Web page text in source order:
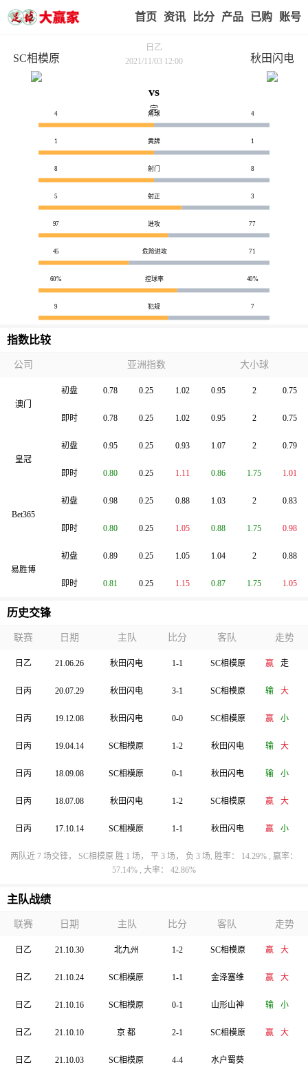
首页 赢家视点赛事比分实战版入口
我的
日乙
2021/11/03 12:00
vs
完
SC相模原 秋田闪电
4 角球 4
1 黄牌 1
8 射门 8
5 射正 3
97 进攻 77
45 危险进攻 71
60% 控球率 40%
9 犯规 7
指数比较
公司 亚洲指数 大小球
澳门
初盘
即时
0.78 0.25 1.02
0.78 0.25 1.02
0.95 2 0.75
0.95 2 0.75
皇冠
初盘
即时
0.95 0.25 0.93
0.80 0.25 1.11
1.07 2 0.79
0.86 1.75 1.01
Bet365
初盘
即时
0.98 0.25 0.88
0.80 0.25 1.05
1.03 2 0.83
0.88 1.75 0.98
易胜博
初盘
即时
0.89 0.25 1.05
0.81 0.25 1.15
1.04 2 0.88
0.87 1.75 1.05
历史交锋
联赛 日期 主队 比分 客队 走势
日乙 21.06.26 秋田闪电 1-1 SC相模原 赢 走
日丙 20.07.29 秋田闪电 3-1 SC相模原 输 大
日丙 19.12.08 秋田闪电 0-0 SC相模原 赢 小
日丙 19.04.14 SC相模原 1-2 秋田闪电 输 大
日丙 18.09.08 SC相模原 0-1 秋田闪电 输 小
日丙 18.07.08 秋田闪电 1-2 SC相模原 赢 大
日丙 17.10.14 SC相模原 1-1 秋田闪电 赢 小
两队近 7 场交锋， SC相模原 胜 1 场， 平 3 场， 负 3 场, 胜率： 14.29% , 赢率：
57.14% , 大率： 42.86%
主队战绩
联赛 日期 主队 比分 客队 走势
日乙 21.10.30 北九州 1-2 SC相模原 赢 大
日乙 21.10.24 SC相模原 1-1 金泽塞维 赢 大
日乙 21.10.16 SC相模原 0-1 山形山神 输 小
日乙 21.10.10 京 都 2-1 SC相模原 赢 大
日乙 21.10.03 SC相模原 4-4 水户蜀葵